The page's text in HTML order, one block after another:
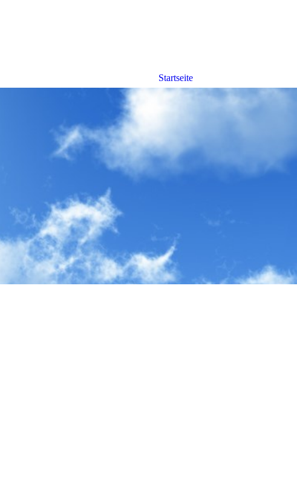
Startseite